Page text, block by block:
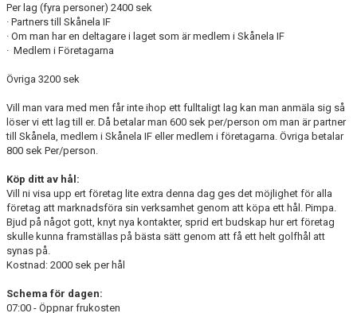
Per lag (fyra personer) 2400 sek
· Partners till Skånela IF
· Om man har en deltagare i laget som är medlem i Skånela IF
· Medlem i Företagarna
Övriga 3200 sek
Vill man vara med men får inte ihop ett fulltaligt lag kan man anmäla sig så
löser vi ett lag till er. Då betalar man 600 sek per/person om man är partner
till Skånela, medlem i Skånela IF eller medlem i företagarna. Övriga betalar
800 sek Per/person.
Köp ditt av hål:
Vill ni visa upp ert företag lite extra denna dag ges det möjlighet för alla
företag att marknadsföra sin verksamhet genom att köpa ett hål. Pimpa.
Bjud på något gott, knyt nya kontakter, sprid ert budskap hur ert företag
skulle kunna framställas på bästa sätt genom att få ett helt golfhål att
synas på.
Kostnad: 2000 sek per hål
Schema för dagen:
07:00 - Öppnar frukosten